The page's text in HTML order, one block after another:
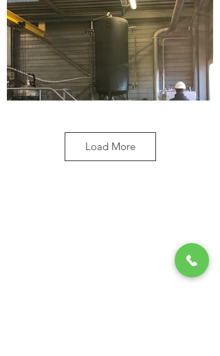
Load More